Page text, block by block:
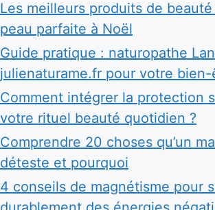
Les meilleurs produits de
peau parfaite à Noël
Guide pratique : naturopathe
julienaturame.fr pour votre bien-
Comment intégrer la protection
votre rituel beauté quotidien ?
Comprendre 20 choses qu’un
déteste et pourquoi
4 conseils de magnétisme pour